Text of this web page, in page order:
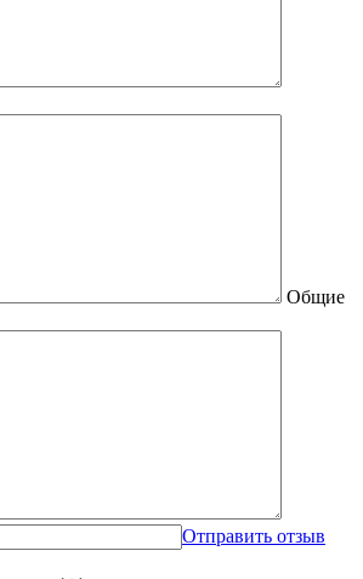
Общие
Отправить отзыв